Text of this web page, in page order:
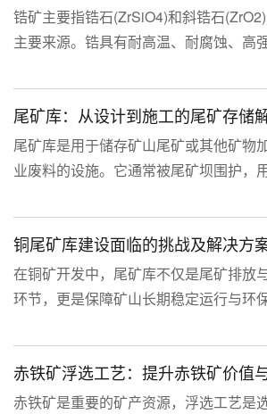
锆矿主要指锆石(ZrSiO4)和斜锆石
主要来源。锆具有耐高温、耐腐蚀、高
应用涉及核工业、陶瓷、耐火材料、铸
个领域，尤其在高性能陶瓷和锆基合金
尾矿库：从设计到施工的尾矿存储
尾矿库是用于储存矿山尾矿或其他矿物
业废料的设施。它通常被尾矿坝围护，
属矿山的尾矿。尾矿库通常包括尾矿处
回水系统。根据地形，尾矿库可分为山
型和河流拦截型。
铜尾矿库建设面临的挑战及解决方
在铜矿开发中，尾矿库不仅是尾矿排放
环节，更是保障矿山长期稳定运行与环
然而，铜矿尾矿本身具有粒度细、水量
性，使尾矿库在坝体稳定、防渗处理与
临更高技术挑战。
赤铁矿浮选工艺：提升赤铁矿价值
赤铁矿是重要的矿产资源，浮选工艺是